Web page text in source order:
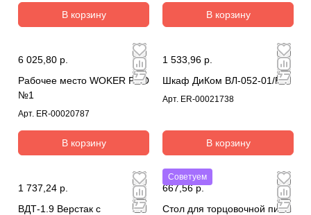
В корзину В корзину
6 025,80 р.
Рабочее место WOKER PRO
№1
Арт. ER-00020787
В корзину
1 533,96 р.
Шкаф ДиКом ВЛ-052-01/Б
Арт. ER-00021738
В корзину
1 737,24 р.
ВДТ-1.9 Верстак с
Советуем
667,56 р.
Стол для торцовочной пилы